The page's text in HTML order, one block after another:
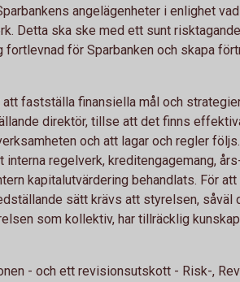
angelägenheter i enlighet
Detta ska ske med ett sunt
för Sparbanken och skapa
fastställa finansiella mål och
direktör, tillse att det finns
och att lagar och regler
interna regelverk, kreditengagemang,
kapitalutvärdering behandlats. För
sätt krävs att styrelsen, såväl
som kollektiv, har tillräcklig
- och ett revisionsutskott - Risk-,